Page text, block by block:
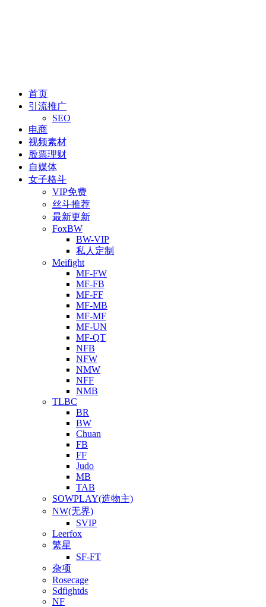
首页
引流推广
SEO
电商
视频素材
股票理财
自媒体
女子格斗
VIP免费
丝斗推荐
最新更新
FoxBW
BW-VIP
私人定制
Meifight
MF-FW
MF-FB
MF-FF
MF-MB
MF-MF
MF-UN
MF-QT
NFB
NFW
NMW
NFF
NMB
TLBC
BR
BW
Chuan
FB
FF
Judo
MB
TAB
SOWPLAY(造物主)
NW(无界)
SVIP
Leerfox
繁星
SF-FT
杂项
Rosecage
Sdfightds
NF